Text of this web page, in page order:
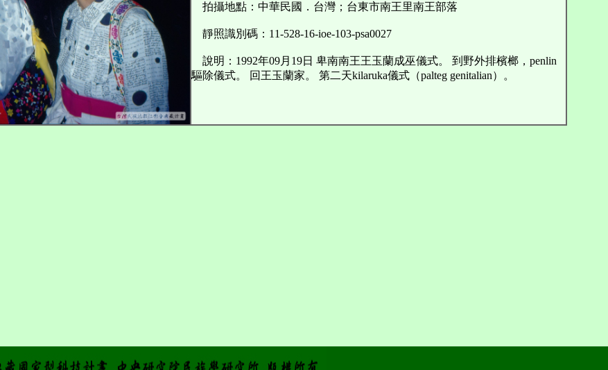
拍攝地點：中華民國．台灣；台東市南王里南王部落
靜照識別碼：11-528-16-ioe-103-psa0027
說明：1992年09月19日 卑南南王王玉蘭成巫儀式。 到野外排檳榔，penlin
驅除儀式。 回王玉蘭家。 第二天kilaruka儀式（palteg genitalian）。